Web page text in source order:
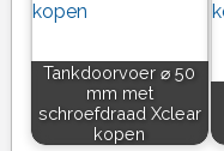
Tankdoorvoer ⌀ 50
mm met
schroefdraad Xclear
kopen